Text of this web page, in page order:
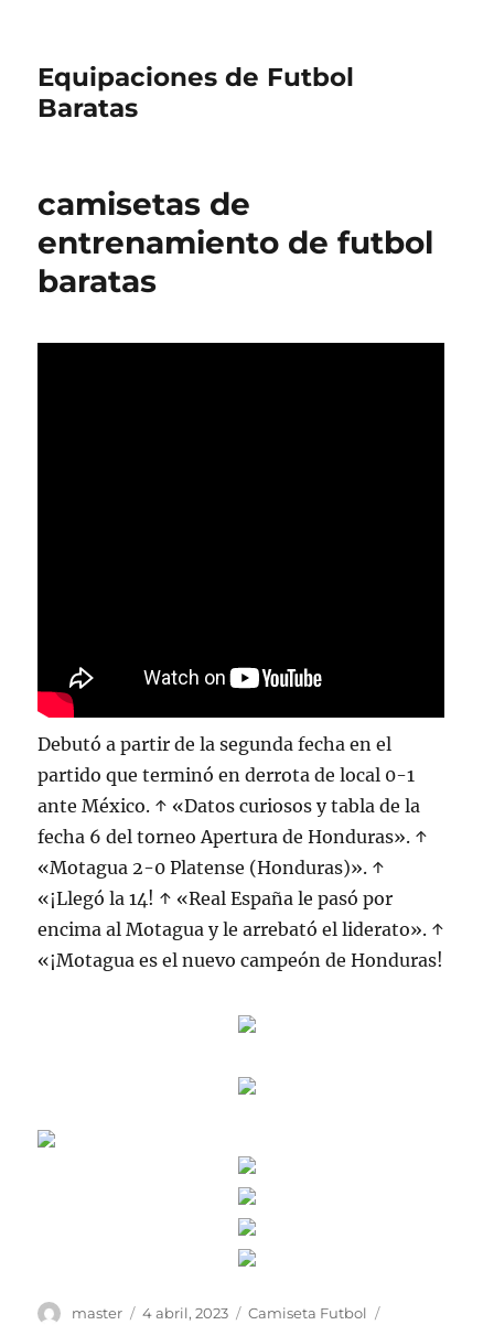
Equipaciones de Futbol
Baratas
camisetas de
entrenamiento de futbol
baratas
Debutó a partir de la segunda fecha en el
partido que terminó en derrota de local 0-1
ante México. ↑ «Datos curiosos y tabla de la
fecha 6 del torneo Apertura de Honduras». ↑
«Motagua 2-0 Platense (Honduras)». ↑
«¡Llegó la 14! ↑ «Real España le pasó por
encima al Motagua y le arrebató el liderato». ↑
«¡Motagua es el nuevo campeón de Honduras!
Autor
master
Publicado
4 abril, 2023 Categorías
Camiseta Futbol